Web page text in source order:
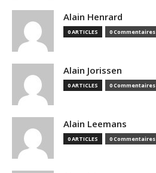
Alain Henrard
0 ARTICLES 0 Commentaires
Alain Jorissen
0 ARTICLES 0 Commentaires
Alain Leemans
0 ARTICLES 0 Commentaires